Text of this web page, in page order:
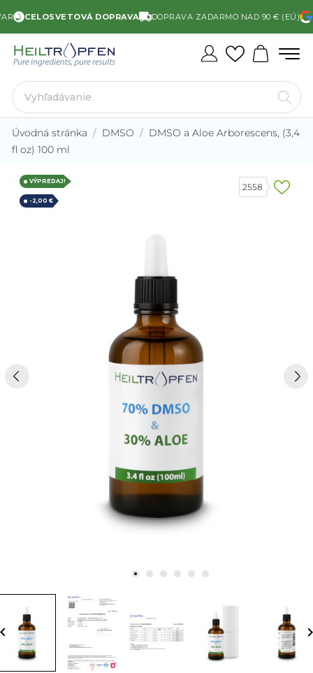
CELOSVETOVÁ DOPRAVA DOPRAVA ZADARMO NAD 90 € (EÚ)
Úvodná stránka DMSO
DMSO a Aloe Arborescens, (3,4
fl oz) 100 ml
2558
VÝPREDAJ!
-2,00 €